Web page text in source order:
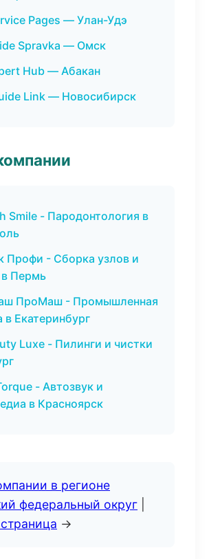
Pages — Улан-Удэ
Spravka — Омск
Hub — Абакан
Link — Новосибирск
Smile - Пародонтология в
Профи - Сборка узлов и
Пермь
ПроМаш - Промышленная
в Екатеринбург
Luxe - Пилинги и чистки
- Автозвук и
в Красноярск
в регионе
федеральный округ
→